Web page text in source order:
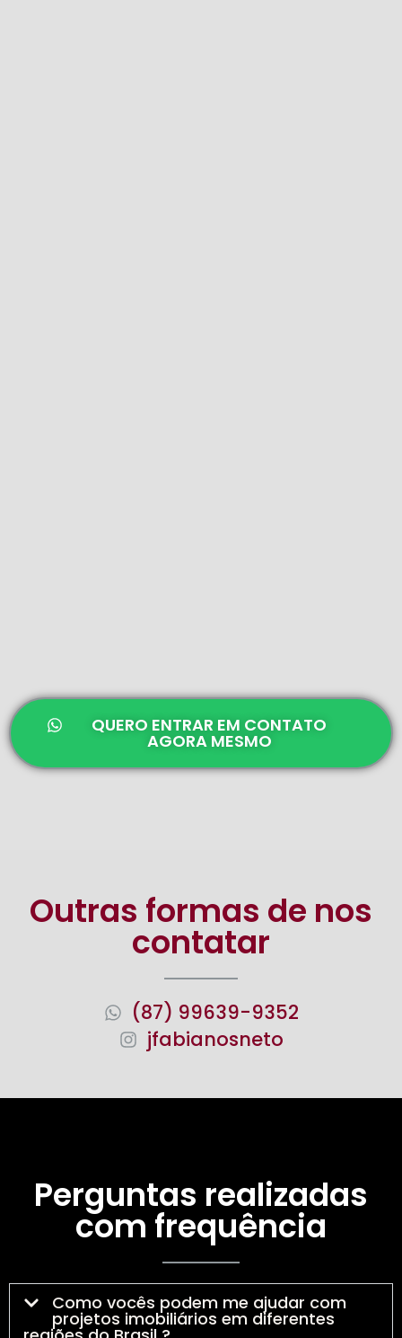
QUERO ENTRAR EM CONTATO
AGORA MESMO
Outras formas de nos
contatar
(87) 99639-9352
jfabianosneto
Perguntas realizadas
com frequência
Como vocês podem me ajudar com
projetos imobiliários em diferentes